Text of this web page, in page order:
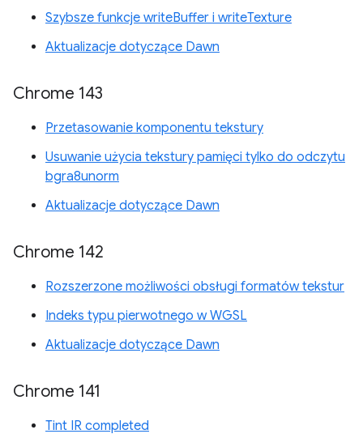
Szybsze funkcje writeBuffer i writeTexture
Aktualizacje dotyczące Dawn
Chrome 143
Przetasowanie komponentu tekstury
Usuwanie użycia tekstury pamięci tylko do odczytu
bgra8unorm
Aktualizacje dotyczące Dawn
Chrome 142
Rozszerzone możliwości obsługi formatów tekstur
Indeks typu pierwotnego w WGSL
Aktualizacje dotyczące Dawn
Chrome 141
Tint IR completed